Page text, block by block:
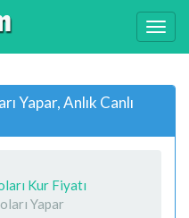
Yapar, Anlık Canlı
Kur Fiyatı
Yapar